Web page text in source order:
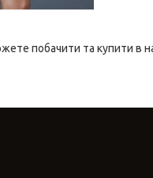
побачити та купити в